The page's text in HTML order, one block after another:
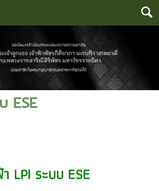
ESE
LPI ระบบ ESE